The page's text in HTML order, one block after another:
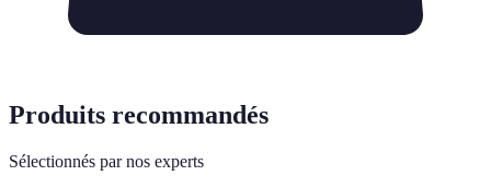
Produits recommandés
Sélectionnés par nos experts